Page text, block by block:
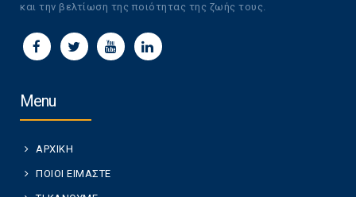
και την βελτίωση της ποιότητας της ζωής τους.
Menu
ΑΡΧΙΚΗ
ΠΟΙΟΙ ΕΙΜΑΣΤΕ